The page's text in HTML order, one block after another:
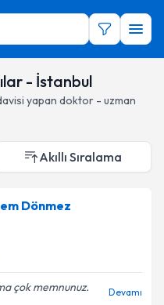
- İstanbul
yapan doktor - uzman
Akıllı Sıralama
Dönmez
çok memnunuz.
Devamı